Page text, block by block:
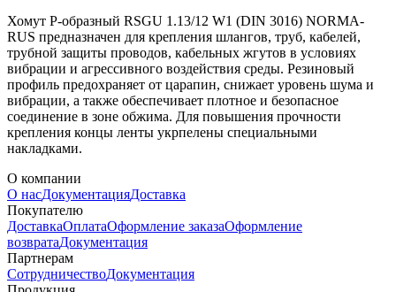
Хомут Р-образный RSGU 1.13/12 W1 (DIN 3016) NORMA-
RUS предназначен для крепления шлангов, труб, кабелей,
трубной защиты проводов, кабельных жгутов в условиях
вибрации и агрессивного воздействия среды. Резиновый
профиль предохраняет от царапин, снижает уровень шума и
вибрации, а также обеспечивает плотное и безопасное
соединение в зоне обжима. Для повышения прочности
крепления концы ленты укрпелены специальными
накладками.
О компании
О насДокументацияДоставка
Покупателю
ДоставкаОплатаОформление заказаОформление
возвратаДокументация
Партнерам
СотрудничествоДокументация